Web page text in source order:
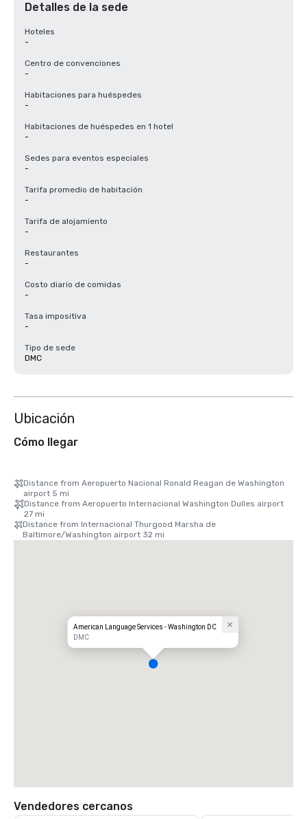
Detalles de la sede
Hoteles
-
Centro de convenciones
-
Habitaciones para huéspedes
-
Habitaciones de huéspedes en 1 hotel
-
Sedes para eventos especiales
-
Tarifa promedio de habitación
-
Tarifa de alojamiento
-
Restaurantes
-
Costo diario de comidas
-
Tasa impositiva
-
Tipo de sede
DMC
Ubicación
Cómo llegar
Distance from Aeropuerto Nacional Ronald Reagan de Washington
airport 5 mi
Distance from Aeropuerto Internacional Washington Dulles airport
27 mi
Distance from Internacional Thurgood Marsha de
Baltimore/Washington airport 32 mi
American Language Services - Washington DC
DMC
Vendedores cercanos